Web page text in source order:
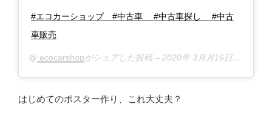
#エコカーショップ #中古車 #中古車探し #中古
車販売
@ ecocarshopがシェアした投稿 – 2020年 3月月16日午前1時53分PDT
はじめてのポスター作り、これ大丈夫？